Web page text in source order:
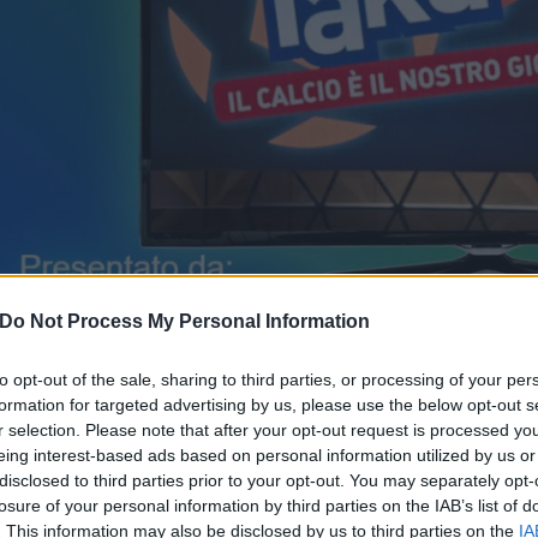
Do Not Process My Personal Information
opt-out of the sale, sharing to third parties, or processing of your
for targeted advertising by us, please use the below opt-out
selection. Please note that after your opt-out request is processed
interest-based ads based on personal information utilized by us
to third parties prior to your opt-out. You may separately
of your personal information by third parties on the IAB’s list of
This information may also be disclosed by us to third parties on the
RABONA CON MEDIASET
CANALE5
9 Dicembre 2019 07:20by Valerio Longhi